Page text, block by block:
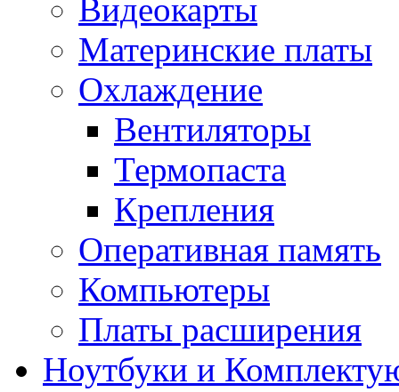
Видеокарты
Материнские платы
Охлаждение
Вентиляторы
Термопаста
Крепления
Оперативная память
Компьютеры
Платы расширения
Ноутбуки и